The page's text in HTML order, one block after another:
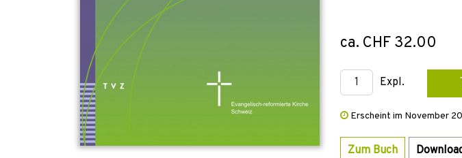
ca. CHF 32.00
Expl.
Erscheint im November
Zum Buch